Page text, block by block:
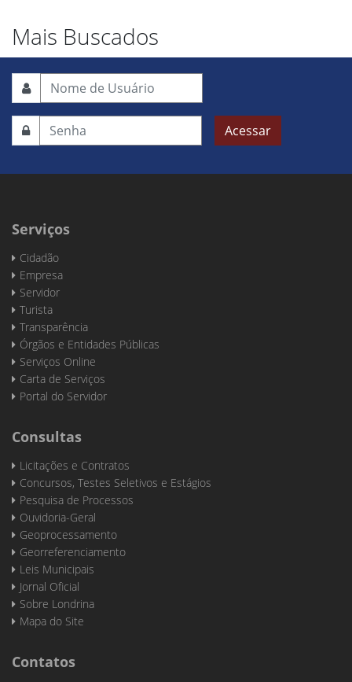
Mais Buscados
Acessar
Serviços
Cidadão
Empresa
Servidor
Turista
Transparência
Órgãos e Entidades Públicas
Serviços Online
Carta de Serviços
Portal do Servidor
Consultas
Licitações e Contratos
Concursos, Testes Seletivos e Estágios
Pesquisa de Processos
Ouvidoria-Geral
Geoprocessamento
Georreferenciamento
Leis Municipais
Jornal Oficial
Sobre Londrina
Mapa do Site
Contatos